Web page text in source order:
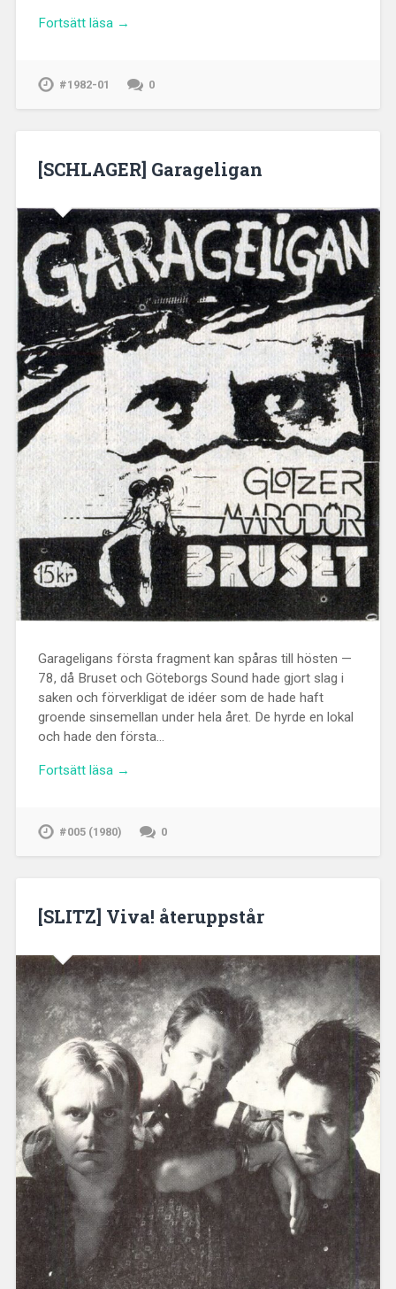
Fortsätt läsa →
#1982-01 0
[SCHLAGER] Garageligan
Garageligans första fragment kan spåras till hösten —
78, då Bruset och Göteborgs Sound hade gjort slag i
saken och förverkligat de idéer som de hade haft
groende sinsemellan under hela året. De hyrde en lokal
och hade den första…
Fortsätt läsa →
#005 (1980) 0
[SLITZ] Viva! återuppstår